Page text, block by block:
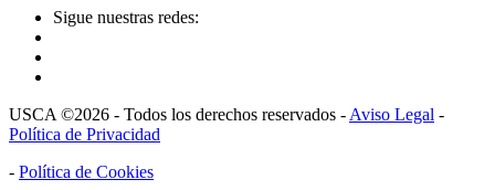
Sigue nuestras redes:
USCA ©2026 - Todos los derechos reservados - Aviso Legal -
Política de Privacidad
- Política de Cookies